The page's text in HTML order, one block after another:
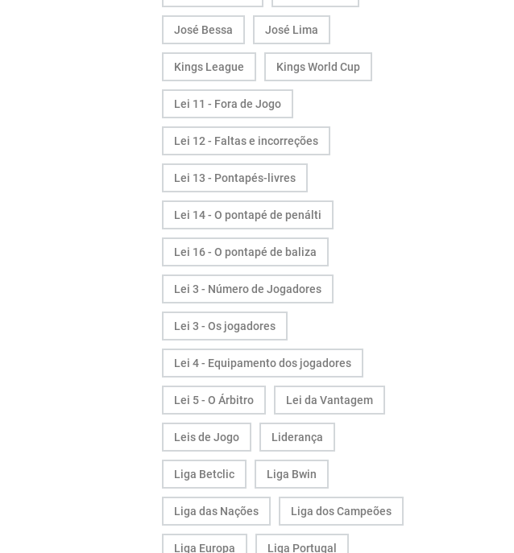
José Bessa José Lima
Kings League Kings World Cup
Lei 11 - Fora de Jogo
Lei 12 - Faltas e incorreções
Lei 13 - Pontapés-livres
Lei 14 - O pontapé de penálti
Lei 16 - O pontapé de baliza
Lei 3 - Número de Jogadores
Lei 3 - Os jogadores
Lei 4 - Equipamento dos jogadores
Lei 5 - O Árbitro Lei da Vantagem
Leis de Jogo Liderança
Liga Betclic Liga Bwin
Liga das Nações Liga dos Campeões
Liga Europa Liga Portugal